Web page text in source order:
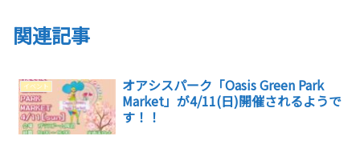
関連記事
イベント
オアシスパーク「Oasis Green Park
Market」が4/11(日)開催されるようで
す！！